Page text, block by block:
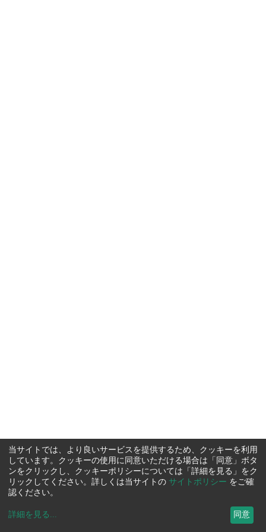
当サイトでは、より良いサービスを提供するため、クッキーを利用
しています。クッキーの使用に同意いただける場合は「同意」ボタ
ンをクリックし、クッキーポリシーについては「詳細を見る」をク
リックしてください。詳しくは当サイトの サイトポリシー をご確
認ください。
詳細を見る ... 同意